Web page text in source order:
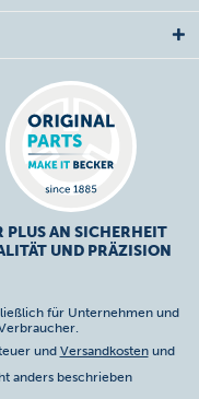
PLUS AN SICHERHEIT
UND PRÄZISION
für Unternehmen und
und Versandkostenund
anders beschrieben